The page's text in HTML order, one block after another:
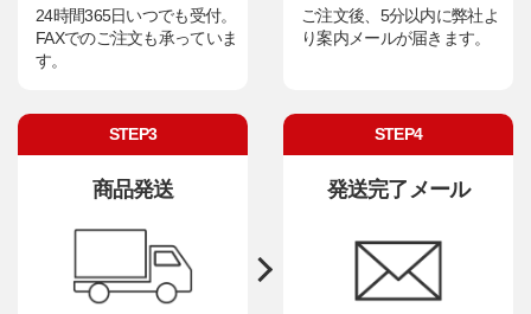
24時間365日いつでも受付。
FAXでのご注文も承っていま
す。
ご注文後、5分以内に弊社よ
り案内メールが届きます。
STEP3
商品発送
STEP4
発送完了メール